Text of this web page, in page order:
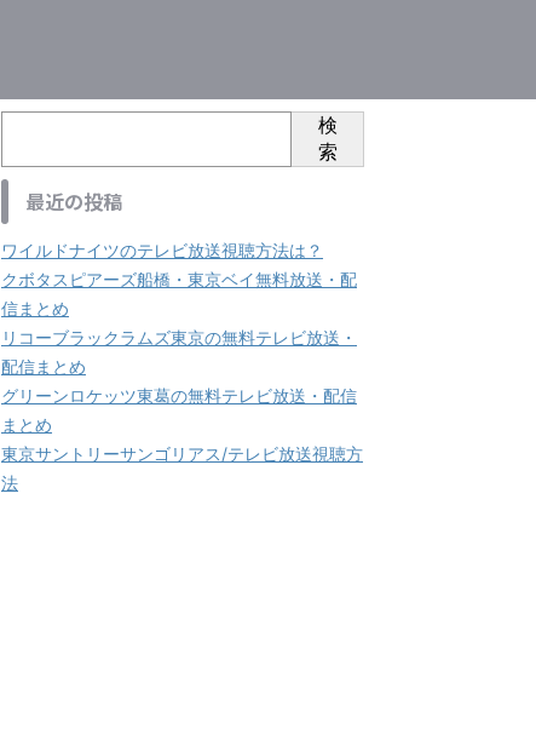
検
索
最近の投稿
ワイルドナイツのテレビ放送視聴方法は？
クボタスピアーズ船橋・東京ベイ無料放送・配
信まとめ
リコーブラックラムズ東京の無料テレビ放送・
配信まとめ
グリーンロケッツ東葛の無料テレビ放送・配信
まとめ
東京サントリーサンゴリアス/テレビ放送視聴方
法